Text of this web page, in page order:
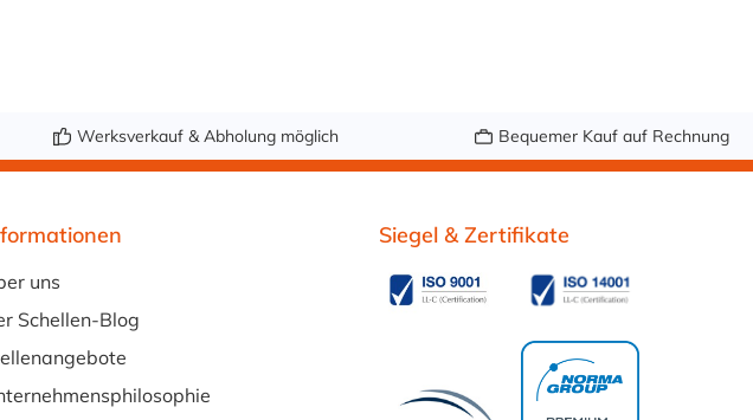
Werksverkauf & Abholung möglich Bequemer Kauf auf Rechnung
uns
Schellen-Blog
Siegel & Zertifikate